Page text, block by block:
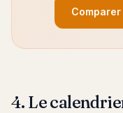
4. Le